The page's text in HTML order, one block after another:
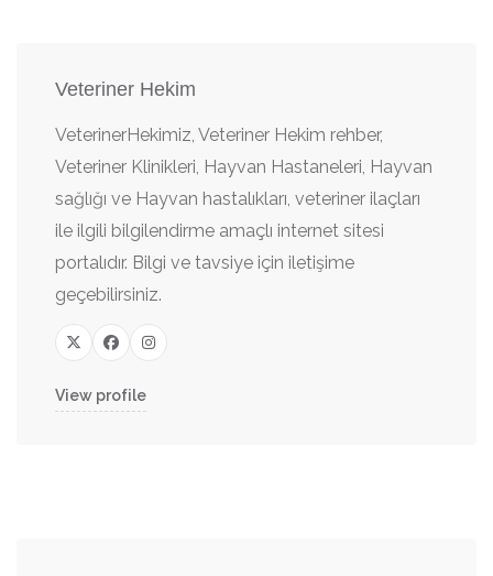
Veteriner Hekim
VeterinerHekimiz, Veteriner Hekim rehber,
Veteriner Klinikleri, Hayvan Hastaneleri, Hayvan
sağlığı ve Hayvan hastalıkları, veteriner ilaçları
ile ilgili bilgilendirme amaçlı internet sitesi
portalıdır. Bilgi ve tavsiye için iletişime
geçebilirsiniz.
View profile